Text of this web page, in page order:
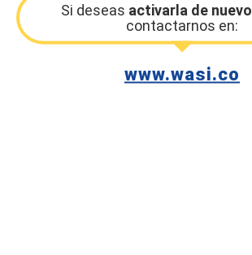
Si deseas activarla de nuevo
contactarnos en:
www.wasi.co